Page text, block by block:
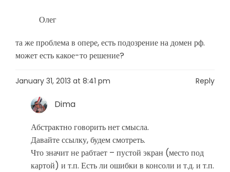
Олег
та же проблема в опере, есть подозрение на домен рф.
может есть какое-то решение?
January 31, 2013 at 8:41 pm Reply
Dima
Абстрактно говорить нет смысла.
Давайте ссылку, будем смотреть.
Что значит не рабтает – пустой экран (место под
картой) и т.п. Есть ли ошибки в консоли и т.д. и т.п.